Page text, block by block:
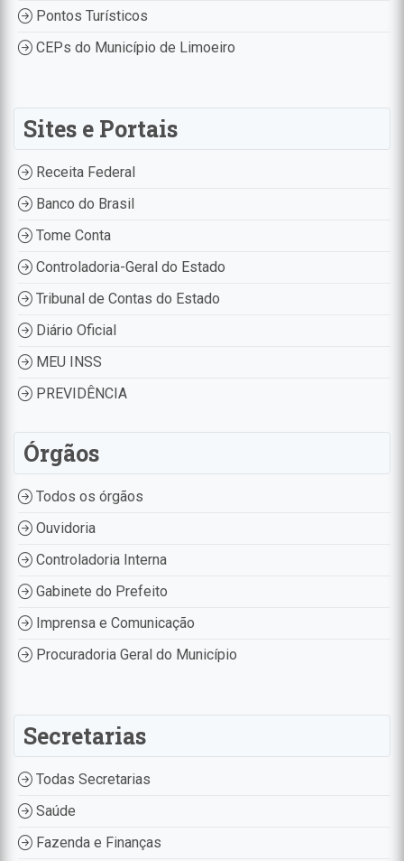
Pontos Turísticos
CEPs do Município de Limoeiro
Sites e Portais
Receita Federal
Banco do Brasil
Tome Conta
Controladoria-Geral do Estado
Tribunal de Contas do Estado
Diário Oficial
MEU INSS
PREVIDÊNCIA
Órgãos
Todos os órgãos
Ouvidoria
Controladoria Interna
Gabinete do Prefeito
Imprensa e Comunicação
Procuradoria Geral do Município
Secretarias
Todas Secretarias
Saúde
Fazenda e Finanças